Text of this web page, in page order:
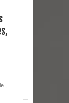
piden
de